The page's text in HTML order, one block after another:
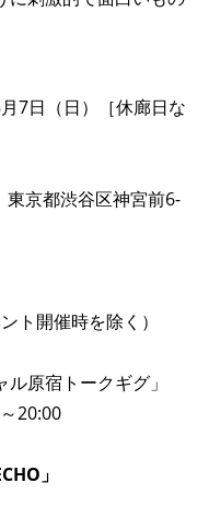
7日（日）［休廊日な
京都渋谷区神宮前6-
ト開催時を除く）
原宿トークギグ」
20:00
」